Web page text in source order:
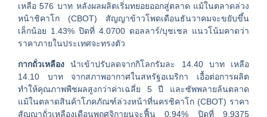
เหลือ 576 บาท หลังผลผลิตเริ่มทยอยออกสู่ตลาด แม้ในตลาดล่วง
หน้าชิคาโก (CBOT) สัญญาข้าวโพดเดือนธันวาคมจะขยับขึ้น
เล็กน้อย 1.43% ปิดที่ 4.0700 ดอลลาร์/บุชเชล แนวโน้มคาดว่า
ราคาภายในประเทศจะทรงตัว
กากถั่วเหลืองนำเข้าปรับลดจากกิโลกรัมละ 14.40 บาท เหลือ
14.10 บาท จากสภาพอากาศในสหรัฐอเมริกา เอื้อต่อการผลิต
ทำให้คุณภาพพืชผลสูงกว่าค่าเฉลี่ย 5 ปี และซัพพลายล้นตลาด
แม้ในตลาดสินค้าโภคภัณฑ์ล่วงหน้าที่นครชิคาโก (CBOT) ราคา
สัญญาถั่วเหลืองเดือนพฤศจิกายนจะฟื้น 0.94% ปิดที่ 9.9375